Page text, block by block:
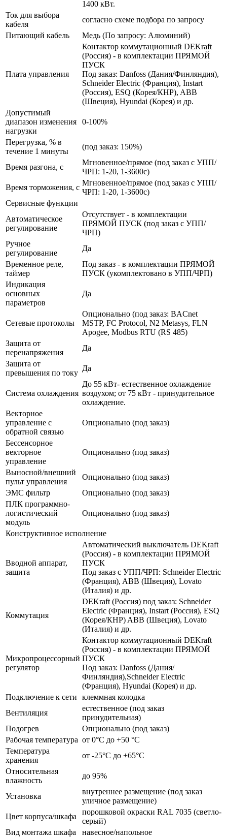
1400 кВт.
Ток для выбора
кабеля
согласно схеме подбора по запросу
Питающий кабель
Медь (По запросу: Алюминий)
Плата управления
Контактор коммутационный DEKraft
(Россия) - в комплектации ПРЯМОЙ
ПУСК
Под заказ: Danfoss (Дания/Финляндия),
Schneider Electric (Франция), Instart
(Россия), ESQ (Корея/КНР), ABB
(Швеция), Hyundai (Корея) и др.
Допустимый
диапазон изменения
нагрузки
0-100%
Перегрузка, % в
течение 1 минуты
(под заказ: 150%)
Время разгона, с
Мгновенное/прямое (под заказ с УПП/
ЧРП: 1-20, 1-3600с)
Время торможения, с
Мгновенное/прямое (под заказ с УПП/
ЧРП: 1-20, 1-3600с)
Сервисные функции
Автоматическое
регулирование
Отсутствует - в комплектации
ПРЯМОЙ ПУСК (под заказ с УПП/
ЧРП)
Ручное
регулирование
Да
Временное реле,
таймер
Под заказ - в комплектации ПРЯМОЙ
ПУСК (укомплектовано в УПП/ЧРП)
Индикация
основных
параметров
Да
Сетевые протоколы
Опционально (под заказ: BACnet
MSTP, FC Protocol, N2 Metasys, FLN
Apogee, Modbus RTU (RS 485)
Защита от
перенапряжения
Да
Защита от
превышения по току
Да
Система охлаждения
До 55 кВт- естественное охлаждение
воздухом; от 75 кВт - принудительное
охлаждение.
Векторное
управление с
обратной связью
Опционально (под заказ)
Бессенсорное
векторное
управление
Опционально (под заказ)
Выносной/внешний
пульт управления
Опционально (под заказ)
ЭМС фильтр
Опционально (под заказ)
ПЛК программно-
логистический
модуль
Опционально (под заказ)
Конструктивное исполнение
Вводной аппарат,
защита
Автоматический выключатель DEKraft
(Россия) - в комплектации ПРЯМОЙ
ПУСК
Под заказ с УПП/ЧРП: Schneider Electric
(Франция), ABB (Швеция), Lovato
(Италия) и др.
Коммутация
DEKraft (Россия) под заказ: Schneider
Electric (Франция), Instart (Россия), ESQ
(Корея/КНР) ABB (Швеция), Lovato
(Италия) и др.
Микропроцессорный
регулятор
Контактор коммутационный DEKraft
(Россия) - в комплектации ПРЯМОЙ
ПУСК
Под заказ: Danfoss (Дания/
Финляндия),Schneider Electric
(Франция), Hyundai (Корея) и др.
Подключение к сети
клеммная колодка
Вентиляция
естественное (под заказ
принудительная)
Подогрев
Опционально (под заказ)
Рабочая температура от 0°C до +50 °C
Температура
хранения
от -25°C до +65°C
Относительная
влажность
до 95%
Установка
внутреннее размещение (под заказ
уличное размещение)
Цвет корпуса/шкафа
порошковой окраски RAL 7035 (светло-
серый)
Вид монтажа шкафа
навесное/напольное